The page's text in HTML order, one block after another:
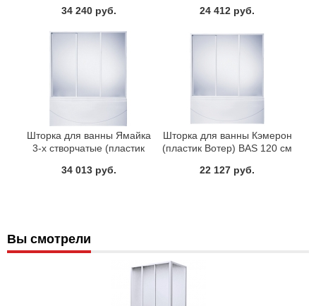
34 240 руб.
24 412 руб.
Шторка для ванны Ямайка
3-х створчатые (пластик
34 013 руб.
Шторка для ванны Кэмерон
(пластик Вотер) BAS 120 см
22 127 руб.
Вы смотрели